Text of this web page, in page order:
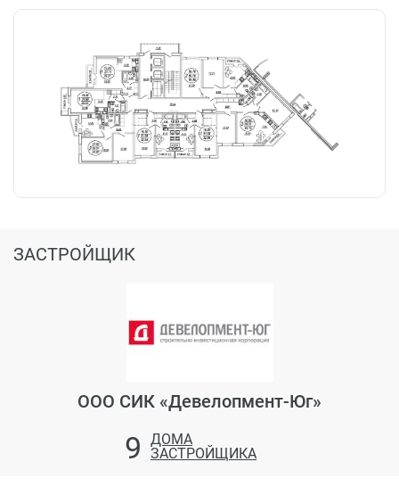
ЗАСТРОЙЩИК
ООО СИК «Девелопмент-Юг»
9
ДОМА
ЗАСТРОЙЩИКА